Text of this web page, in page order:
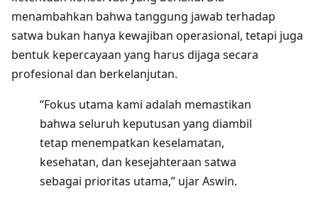
menambahkan bahwa tanggung jawab terhadap
satwa bukan hanya kewajiban operasional, tetapi juga
bentuk kepercayaan yang harus dijaga secara
profesional dan berkelanjutan.
“Fokus utama kami adalah memastikan
bahwa seluruh keputusan yang diambil
tetap menempatkan keselamatan,
kesehatan, dan kesejahteraan satwa
sebagai prioritas utama,” ujar Aswin.